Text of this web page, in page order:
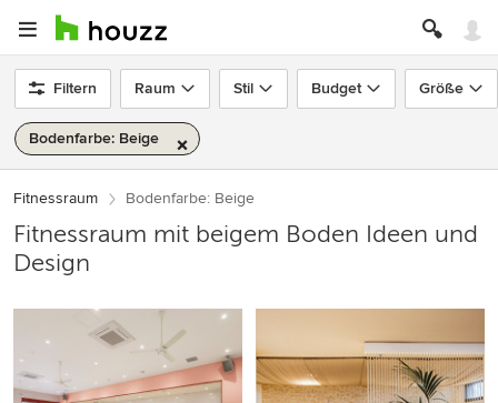
Filtern Raum Stil Budget Größe
Bodenfarbe: Beige
Fitnessraum Bodenfarbe: Beige
Fitnessraum mit beigem Boden Ideen und
Design